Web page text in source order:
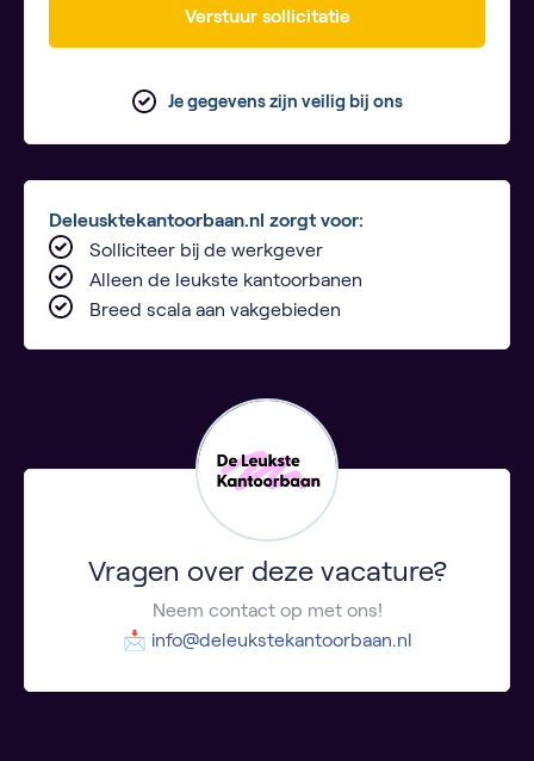
Verstuur sollicitatie
Je gegevens zijn veilig bij ons
Deleusktekantoorbaan.nl zorgt voor:
Solliciteer bij de werkgever
Alleen de leukste kantoorbanen
Breed scala aan vakgebieden
Vragen over deze vacature?
Neem contact op met ons!
📩 info@deleukstekantoorbaan.nl